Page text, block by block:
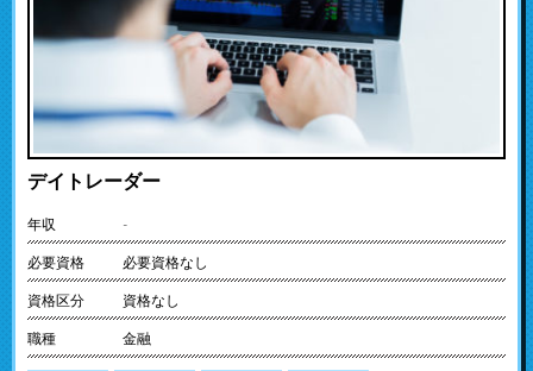
デイトレーダー
年収 -
必要資格 必要資格なし
資格区分 資格なし
職種 金融